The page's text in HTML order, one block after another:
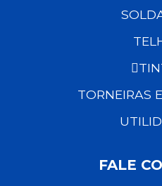
TORNEIRAS
FALE